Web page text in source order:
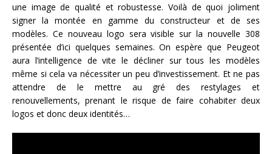
une image de qualité et robustesse. Voilà de quoi joliment
signer la montée en gamme du constructeur et de ses
modèles. Ce nouveau logo sera visible sur la nouvelle 308
présentée d’ici quelques semaines. On espère que Peugeot
aura l’intelligence de vite le décliner sur tous les modèles
même si cela va nécessiter un peu d’investissement. Et ne pas
attendre de le mettre au gré des restylages et
renouvellements, prenant le risque de faire cohabiter deux
logos et donc deux identités…